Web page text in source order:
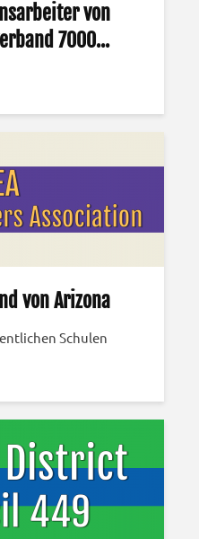
von
7000...
von Arizona
Schulen